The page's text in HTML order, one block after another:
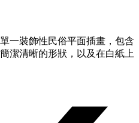
一裝飾性民俗平面插畫，包含
潔清晰的形狀，以及在白紙上